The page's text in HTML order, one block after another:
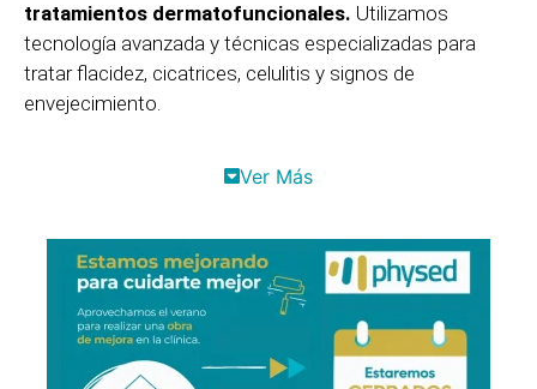
tratamientos dermatofuncionales. Utilizamos
tecnología avanzada y técnicas especializadas para
tratar flacidez, cicatrices, celulitis y signos de
envejecimiento.
Ver Más